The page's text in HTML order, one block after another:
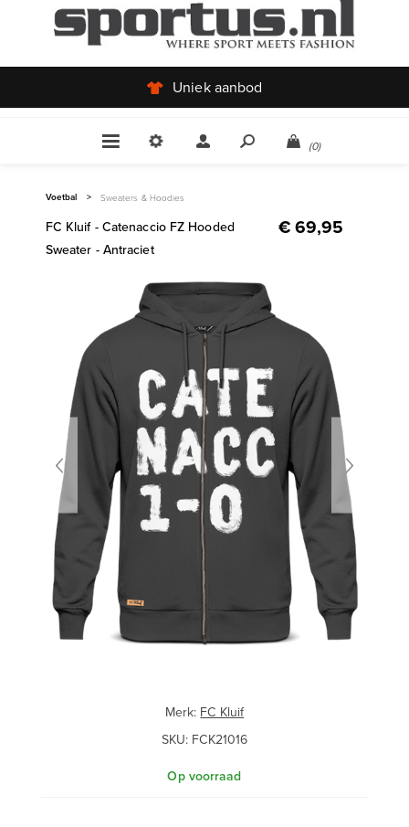
Uniek aanbod
(0)
Voetbal > Sweaters & Hoodies
FC Kluif - Catenaccio FZ Hooded
Sweater - Antraciet
€ 69,95
Merk: FC Kluif
SKU: FCK21016
Op voorraad